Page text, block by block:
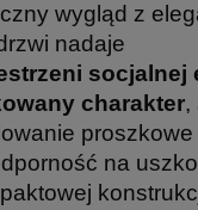
wygląd z
nadaje
socjalnej
charakter,
na